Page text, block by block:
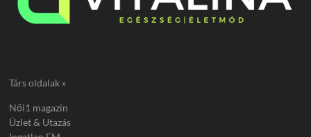
Társ oldalak »
Női1 magazin
Üzlet & Utazás